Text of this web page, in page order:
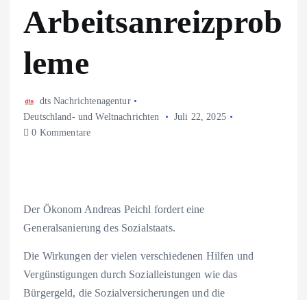
Arbeitsanreizprob
leme
dts Nachrichtenagentur
Deutschland- und Weltnachrichten
Juli 22, 2025
0 Kommentare
Der Ökonom Andreas Peichl fordert eine
Generalsanierung des Sozialstaats.
Die Wirkungen der vielen verschiedenen Hilfen und
Vergünstigungen durch Sozialleistungen wie das
Bürgergeld, die Sozialversicherungen und die